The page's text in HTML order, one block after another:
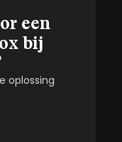
een
bij
oplossing